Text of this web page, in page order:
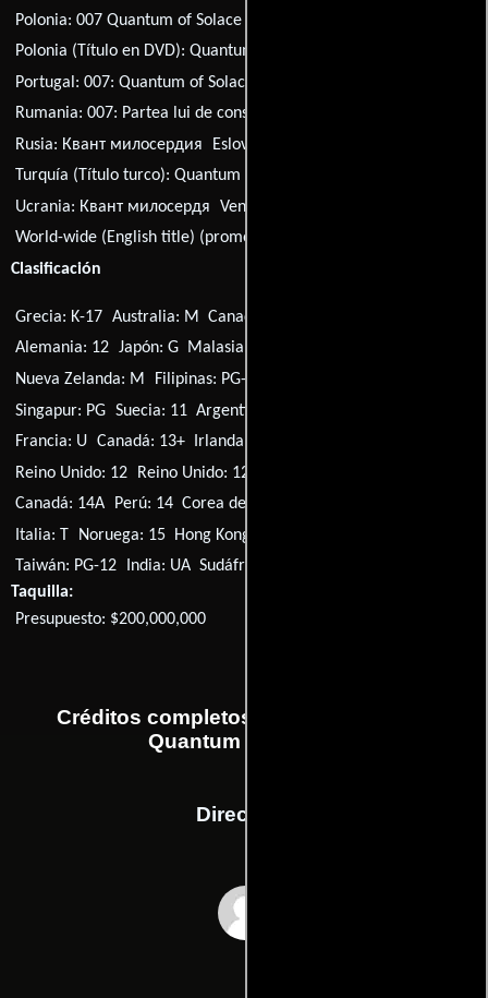
Polonia:007 Quantum of Solace
Polonia (Título en DVD):Quantum of Solace
Portugal:007: Quantum of Solace
Rumania:007: Partea lui de consolare
Rusia: Квант милосердия Eslovaquia:
Turquía (Título turco):Quantum of Solace
Ucrania: Квант милосердя Venezuela:
World-wide (English title) (promotional abbreviation):
Clasificación
Grecia: K-17 Australia: M Canadá: PG
Alemania: 12 Japón: G Malasia: U
Nueva Zelanda: M
Filipinas: PG-13
Singapur: PG Suecia: 11 Argentina: 13
Francia: U Canadá: 13+ Irlanda: 12A
Reino Unido: 12
Reino Unido: 12A
Canadá: 14A
Perú: 14 Corea del Sur: 15
Italia: T
Noruega: 15 Hong Kong: IIB
Taiwán: PG-12
India: UA Sudáfrica: 10
Taquilla:
Presupuesto: $200,000,000
Créditos completos de la película 007
Quantum of Solace
Dirección